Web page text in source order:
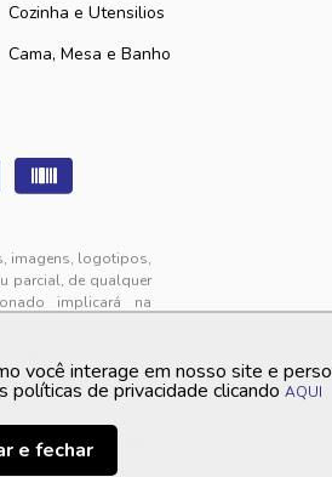
Cozinha e Utensilios
Cama, Mesa e Banho
imagens, logotipos,
parcial, de qualquer
implicará na
000
12h00 e das 13h00
no momento
você interage em nosso site e
políticas de privacidade clicando AQUI
e fechar